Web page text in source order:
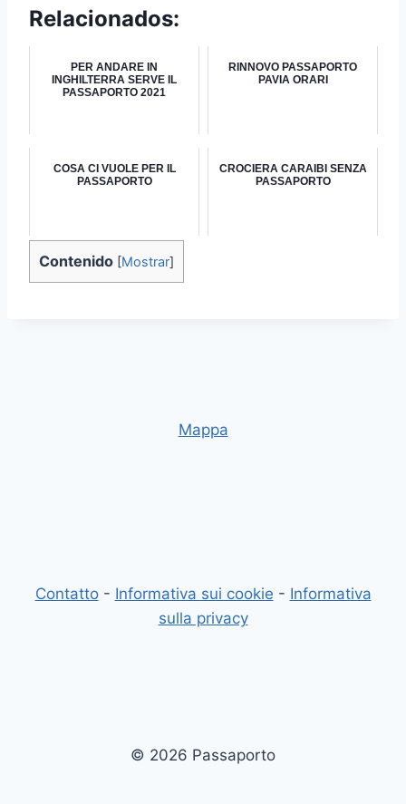
Relacionados:
PER ANDARE IN
INGHILTERRA SERVE IL
PASSAPORTO 2021
RINNOVO PASSAPORTO
PAVIA ORARI
COSA CI VUOLE PER IL
PASSAPORTO
CROCIERA CARAIBI SENZA
PASSAPORTO
Contenido [Mostrar]
Mappa
Contatto- Informativa sui cookie - Informativa
sulla privacy
© 2026 Passaporto